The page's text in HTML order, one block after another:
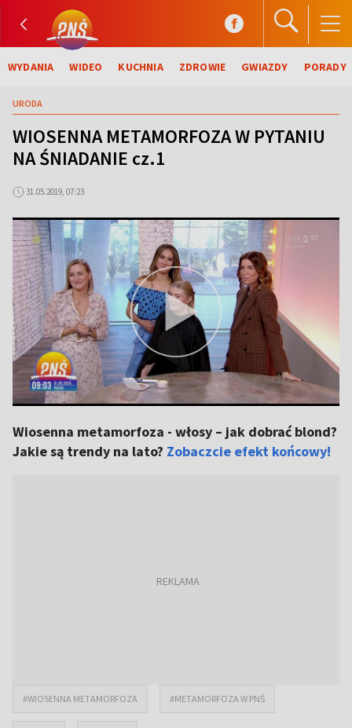
WYDANIA WIDEO KUCHNIA ZDROWIE GWIAZDY PORADY
URODA
WIOSENNA METAMORFOZA W PYTANIU
NA ŚNIADANIE cz.1
31.05.2019, 07:23
Wiosenna metamorfoza - włosy – jak dobrać blond?
Jakie są trendy na lato? Zobaczcie efekt końcowy!
#WIOSENNA METAMORFOZA #METAMORFOZA W PNŚ